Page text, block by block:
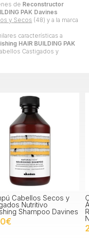
de Reconstructor
PAK Davines
y Secos (48) y a la marca
características a
HAIR BUILDING PAK
Castigados y
Hidratante con
Hialuronico
Champoo
Davines